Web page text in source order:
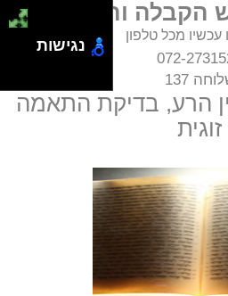
הקבלה והזוהר
מכל טלפון
072-
137
הרע, בדיקת התאמה
זוגית
נגישות